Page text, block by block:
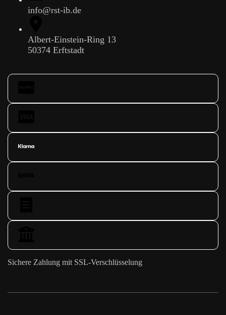
info@rst-ib.de
Albert-Einstein-Ring 13
50374 Erftstadt
Sichere Zahlung mit SSL-Verschlüsselung